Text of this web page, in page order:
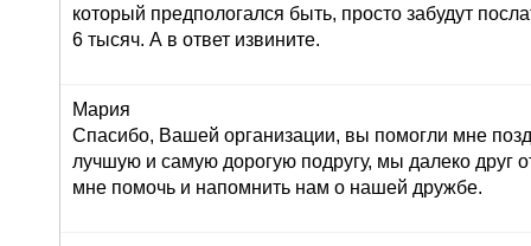
который предпологался быть, просто забудут
6 тысяч. А в ответ извините.
Мария
Спасибо, Вашей организации, вы помогли мне
лучшую и самую дорогую подругу, мы далеко друг
мне помочь и напомнить нам о нашей дружбе.